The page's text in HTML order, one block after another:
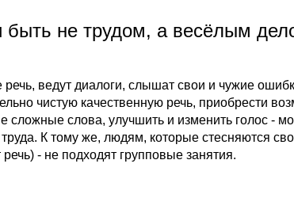
быть не трудом, а весёлым
ведут диалоги, слышат свои и чужие
чистую качественную речь, приобрести
сложные слова, улучшить и изменить голос -
К тому же, людям, которые стесняются
- не подходят групповые занятия.